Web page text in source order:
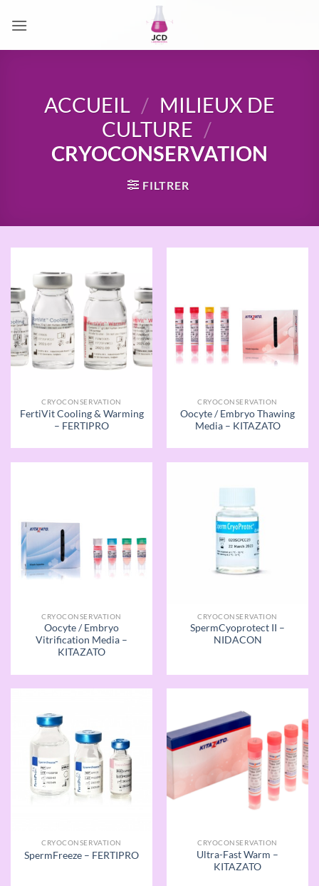
ACCUEIL / MILIEUX DE
CULTURE /
CRYOCONSERVATION
FILTRER
CRYOCONSERVATION
FertiVit Cooling & Warming
– FERTIPRO
CRYOCONSERVATION
Oocyte / Embryo Thawing
Media – KITAZATO
CRYOCONSERVATION
Oocyte / Embryo
Vitrification Media –
KITAZATO
CRYOCONSERVATION
SpermCyoprotect II –
NIDACON
CRYOCONSERVATION
SpermFreeze – FERTIPRO
CRYOCONSERVATION
Ultra-Fast Warm –
KITAZATO